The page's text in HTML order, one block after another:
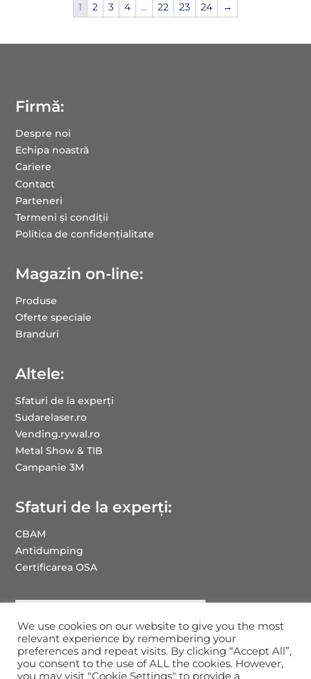
1 2 3 4 … 22 23 24 →
Firmă:
Despre noi
Echipa noastră
Cariere
Contact
Parteneri
Termeni și condiții
Politica de confidențialitate
Magazin on-line:
Produse
Oferte speciale
Branduri
Altele:
Sfaturi de la experți
Sudarelaser.ro
Vending.rywal.ro
Metal Show & TIB
Campanie 3M
Sfaturi de la experți:
CBAM
Antidumping
Certificarea OSA
We use cookies on our website to give you the most
relevant experience by remembering your
preferences and repeat visits. By clicking “Accept All”,
you consent to the use of ALL the cookies. However,
you may visit "Cookie Settings" to provide a